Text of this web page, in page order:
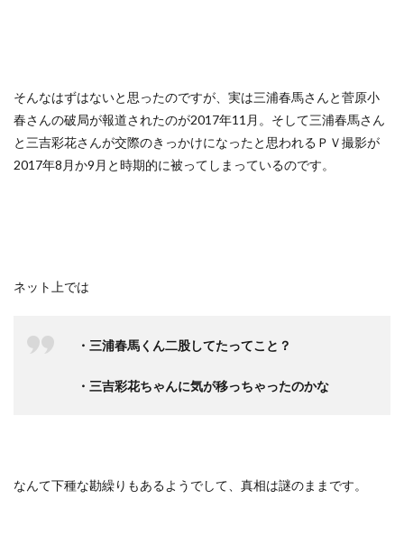
そんなはずはないと思ったのですが、実は三浦春馬さんと菅原小
春さんの破局が報道されたのが2017年11月。そして三浦春馬さん
と三吉彩花さんが交際のきっかけになったと思われるＰＶ撮影が
2017年8月か9月と時期的に被ってしまっているのです。
ネット上では
・三浦春馬くん二股してたってこと？
・三吉彩花ちゃんに気が移っちゃったのかな
なんて下種な勘繰りもあるようでして、真相は謎のままです。